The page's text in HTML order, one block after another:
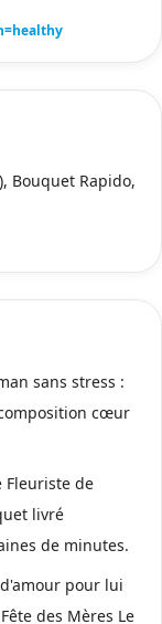
sans stress :
cœur
Fleuriste de
livré
de minutes.
pour lui
des Mères Le
Bouquet Rapido,